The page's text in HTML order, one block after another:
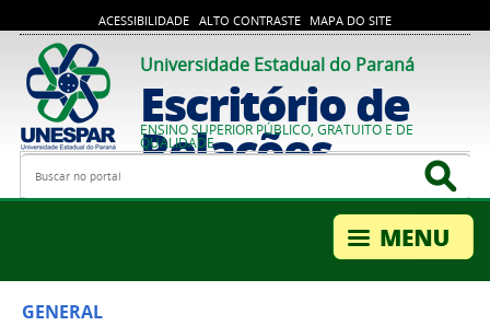
ACESSIBILIDADE ALTO CONTRASTE MAPA DO SITE
Universidade Estadual do Paraná
Escritório de
Relações
Internacionais
ENSINO SUPERIOR PÚBLICO, GRATUITO E DE
QUALIDADE
Busca
GENERAL